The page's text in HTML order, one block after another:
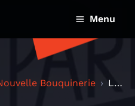
Menu
Bouquinerie La Bouquinerie : Daniel Mesguich Acte 2